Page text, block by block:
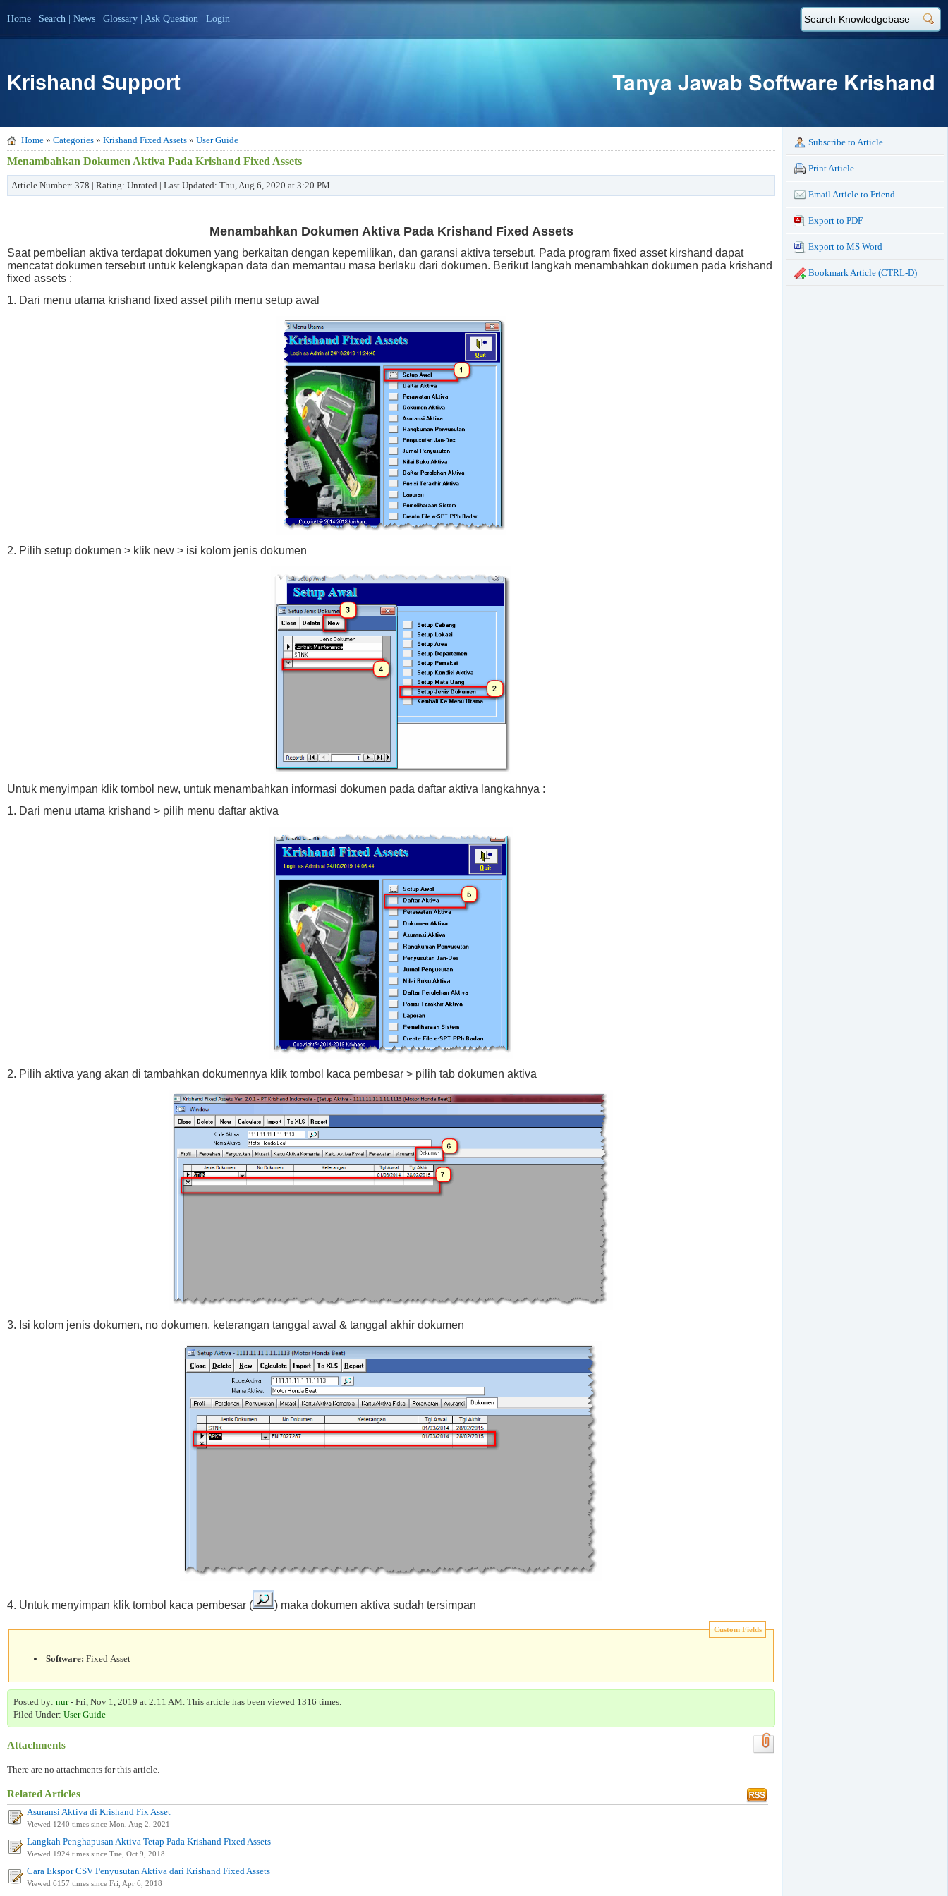
Home Search News Glossary Ask Question Login
Krishand Support
Home » Categories » Krishand Fixed Assets » User Guide
Menambahkan Dokumen Aktiva Pada Krishand Fixed Assets
Article Number: 378 | Rating: Unrated | Last Updated: Thu, Aug 6, 2020 at 3:20 PM
Menambahkan Dokumen Aktiva Pada Krishand Fixed Assets
Saat pembelian aktiva terdapat dokumen yang berkaitan dengan kepemilikan, dan garansi aktiva tersebut. Pada program fixed asset kirshand dapat
mencatat dokumen tersebut untuk kelengkapan data dan memantau masa berlaku dari dokumen. Berikut langkah menambahkan dokumen pada krishand
fixed assets :
1. Dari menu utama krishand fixed asset pilih menu setup awal
2. Pilih setup dokumen > klik new > isi kolom jenis dokumen
Untuk menyimpan klik tombol new, untuk menambahkan informasi dokumen pada daftar aktiva langkahnya :
1. Dari menu utama krishand > pilih menu daftar aktiva
2. Pilih aktiva yang akan di tambahkan dokumennya klik tombol kaca pembesar > pilih tab dokumen aktiva
3. Isi kolom jenis dokumen, no dokumen, keterangan tanggal awal & tanggal akhir dokumen
4. Untuk menyimpan klik tombol kaca pembesar ( ) maka dokumen aktiva sudah tersimpan
Custom Fields
Software: Fixed Asset
Posted by: nur- Fri, Nov 1, 2019 at 2:11 AM. This article has been viewed 1316 times.
Filed Under: User Guide
Attachments
There are no attachments for this article.
Related Articles
Asuransi Aktiva di Krishand Fix Asset
Viewed 1240 times since Mon, Aug 2, 2021
Langkah Penghapusan Aktiva Tetap Pada Krishand Fixed Assets
Viewed 1924 times since Tue, Oct 9, 2018
Cara Ekspor CSV Penyusutan Aktiva dari Krishand Fixed Assets
Viewed 6157 times since Fri, Apr 6, 2018
Subscribe to Article
Print Article
Email Article to Friend
Export to PDF
Export to MS Word
Bookmark Article (CTRL-D)